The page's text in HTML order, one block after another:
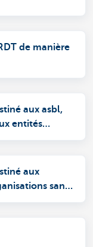
de manière
aux asbl,
entités
aux
sans